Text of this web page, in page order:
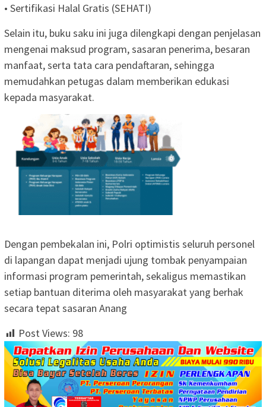
• Sertifikasi Halal Gratis (SEHATI)
Selain itu, buku saku ini juga dilengkapi dengan penjelasan
mengenai maksud program, sasaran penerima, besaran
manfaat, serta tata cara pendaftaran, sehingga
memudahkan petugas dalam memberikan edukasi
kepada masyarakat.
Dengan pembekalan ini, Polri optimistis seluruh personel
di lapangan dapat menjadi ujung tombak penyampaian
informasi program pemerintah, sekaligus memastikan
setiap bantuan diterima oleh masyarakat yang berhak
secara tepat sasaran Anang
Post Views: 98